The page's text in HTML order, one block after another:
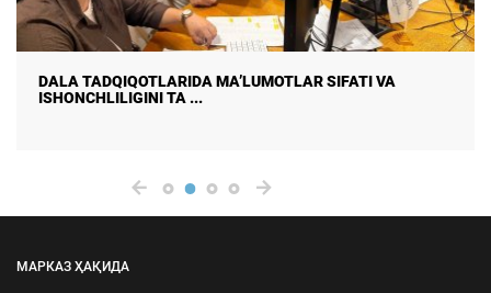
DALA TADQIQOTLARIDA MA’LUMOTLAR SIFATI VA
ISHONCHLILIGINI TA ...
МАРКАЗ ҲАҚИДА